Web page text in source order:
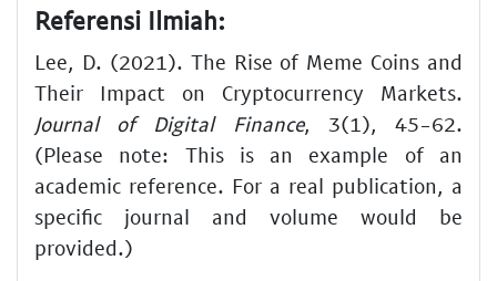
Referensi Ilmiah:
Lee, D. (2021). The Rise of Meme Coins and
Their Impact on Cryptocurrency Markets.
Journal of Digital Finance, 3(1), 45-62.
(Please note: This is an example of an
academic reference. For a real publication, a
specific journal and volume would be
provided.)